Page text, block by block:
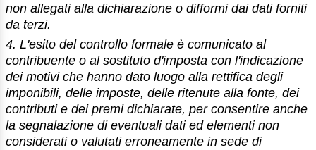
non allegati alla dichiarazione o difformi dai dati forniti
da terzi.
4. L'esito del controllo formale è comunicato al
contribuente o al sostituto d'imposta con l'indicazione
dei motivi che hanno dato luogo alla rettifica degli
imponibili, delle imposte, delle ritenute alla fonte, dei
contributi e dei premi dichiarate, per consentire anche
la segnalazione di eventuali dati ed elementi non
considerati o valutati erroneamente in sede di